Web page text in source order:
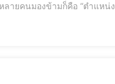
ลายคนมองข้ามก็คือ “ตำแหน่ง